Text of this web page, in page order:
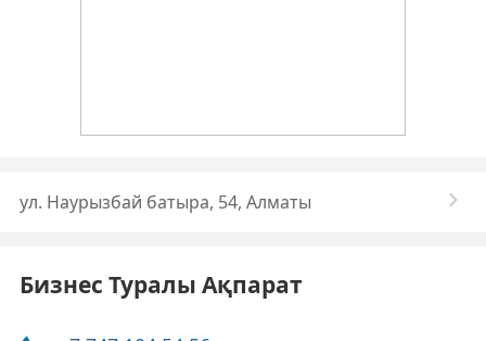
ул. Наурызбай батыра, 54, Алматы
Бизнес Туралы Ақпарат